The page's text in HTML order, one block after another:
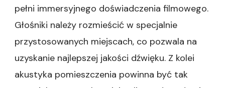
pełni immersyjnego doświadczenia filmowego.
Głośniki należy rozmieścić w specjalnie
przystosowanych miejscach, co pozwala na
uzyskanie najlepszej jakości dźwięku. Z kolei
akustyka pomieszczenia powinna być tak